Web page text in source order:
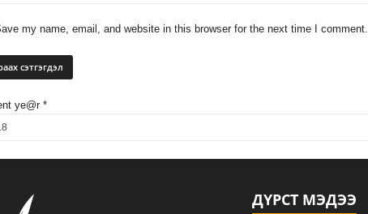
my name, email, and website in this browser for the next time I comment.
ye@r *
ДҮРСТ МЭДЭЭ